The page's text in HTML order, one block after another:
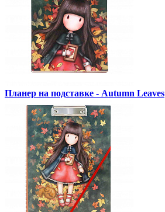
Планер на подставке - Autumn Leaves